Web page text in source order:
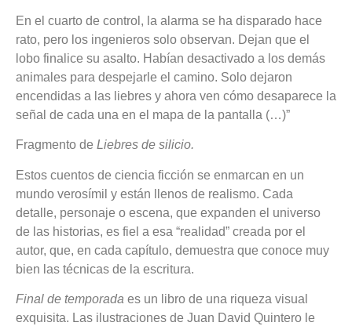
En el cuarto de control, la alarma se ha disparado hace
rato, pero los ingenieros solo observan. Dejan que el
lobo finalice su asalto. Habían desactivado a los demás
animales para despejarle el camino. Solo dejaron
encendidas a las liebres y ahora ven cómo desaparece la
señal de cada una en el mapa de la pantalla (…)”
Fragmento de Liebres de silicio.
Estos cuentos de ciencia ficción se enmarcan en un
mundo verosímil y están llenos de realismo. Cada
detalle, personaje o escena, que expanden el universo
de las historias, es fiel a esa “realidad” creada por el
autor, que, en cada capítulo, demuestra que conoce muy
bien las técnicas de la escritura.
Final de temporada es un libro de una riqueza visual
exquisita. Las ilustraciones de Juan David Quintero le